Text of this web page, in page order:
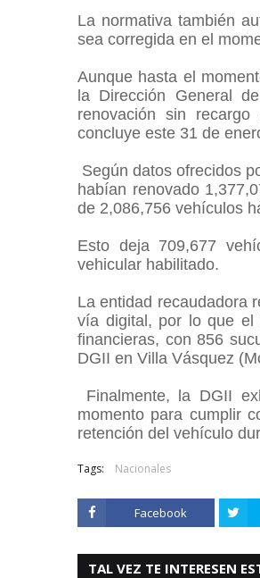
La normativa también
sea corregida en el
Aunque hasta el
la Dirección General
renovación sin
concluye este 31 de
Según datos ofrecidos
habían renovado
de 2,086,756 vehículos
Esto deja 709,677
vehicular habilitado.
La entidad recaudadora
vía digital, por lo que el
financieras, con 856
DGII en Villa Vásquez
Finalmente, la DGII
momento para cumplir
retención del vehículo
Tags: Nacionales
Facebook
TAL VEZ TE INTERESEN